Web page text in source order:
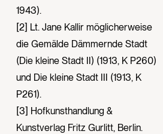
1943).
[2] Lt. Jane Kallir möglicherweise
die Gemälde Dämmernde Stadt
(Die kleine Stadt II) (1913, K P260)
und Die kleine Stadt III (1913, K
P261).
[3] Hofkunsthandlung &
Kunstverlag Fritz Gurlitt, Berlin.